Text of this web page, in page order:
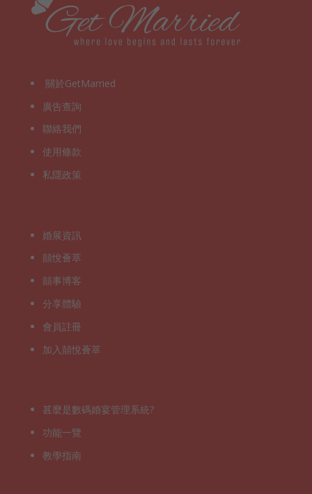
關於GetMarried
廣告查詢
聯絡我們
使用條款
私隱政策
婚展資訊
囍悅薈萃
囍事博客
分享體驗
會員註冊
加入囍悅薈萃
甚麼是數碼婚宴管理系統?
功能一覽
教學指南